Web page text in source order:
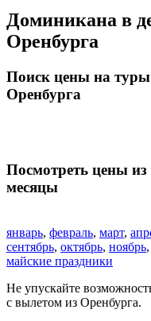
Доминикана в
Оренбурга
Поиск цены на
Оренбурга
Посмотреть цены
месяцы
январь, февраль, март,
сентябрь, октябрь, ноябрь,
майские праздники
Не упускайте
с вылетом из Оренбурга.